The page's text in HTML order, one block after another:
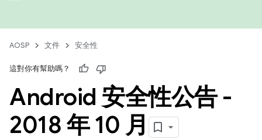
AOSP 文件 安全性
這對你有幫助嗎？
Android 安全性公告 -
2018 年 10 月